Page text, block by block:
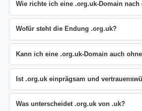
Wie richte ich eine .org.uk-Domain
Wofür steht die Endung .org.uk?
Kann ich eine .org.uk-Domain auch
Ist .org.uk einprägsam und
Was unterscheidet .org.uk von .uk?